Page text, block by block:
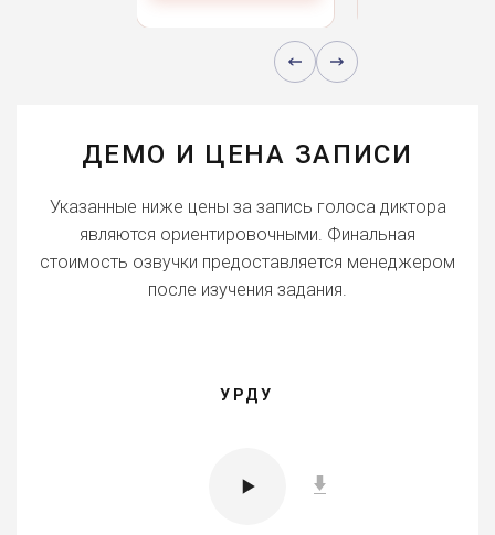
ДЕМО И ЦЕНА ЗАПИСИ
Указанные ниже цены за запись голоса диктора
являются ориентировочными. Финальная
стоимость озвучки предоставляется менеджером
после изучения задания.
УРДУ